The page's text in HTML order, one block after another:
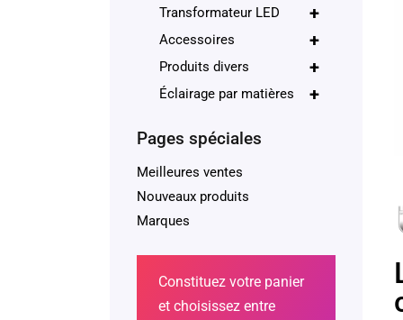
+
Transformateur LED
+
Accessoires
+
Produits divers
+
Éclairage par matières
Pages spéciales
Meilleures ventes
Nouveaux produits
Marques
Constituez votre panier
et choisissez entre